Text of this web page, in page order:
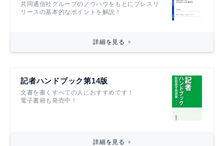
共同通信社グループのノウハウをもとにプレスリ
リースの基本的なポイントを解説！
詳細を見る
記者ハンドブック第14版
文書を書くすべての人におすすめです！
電子書籍も発売中！
詳細を見る